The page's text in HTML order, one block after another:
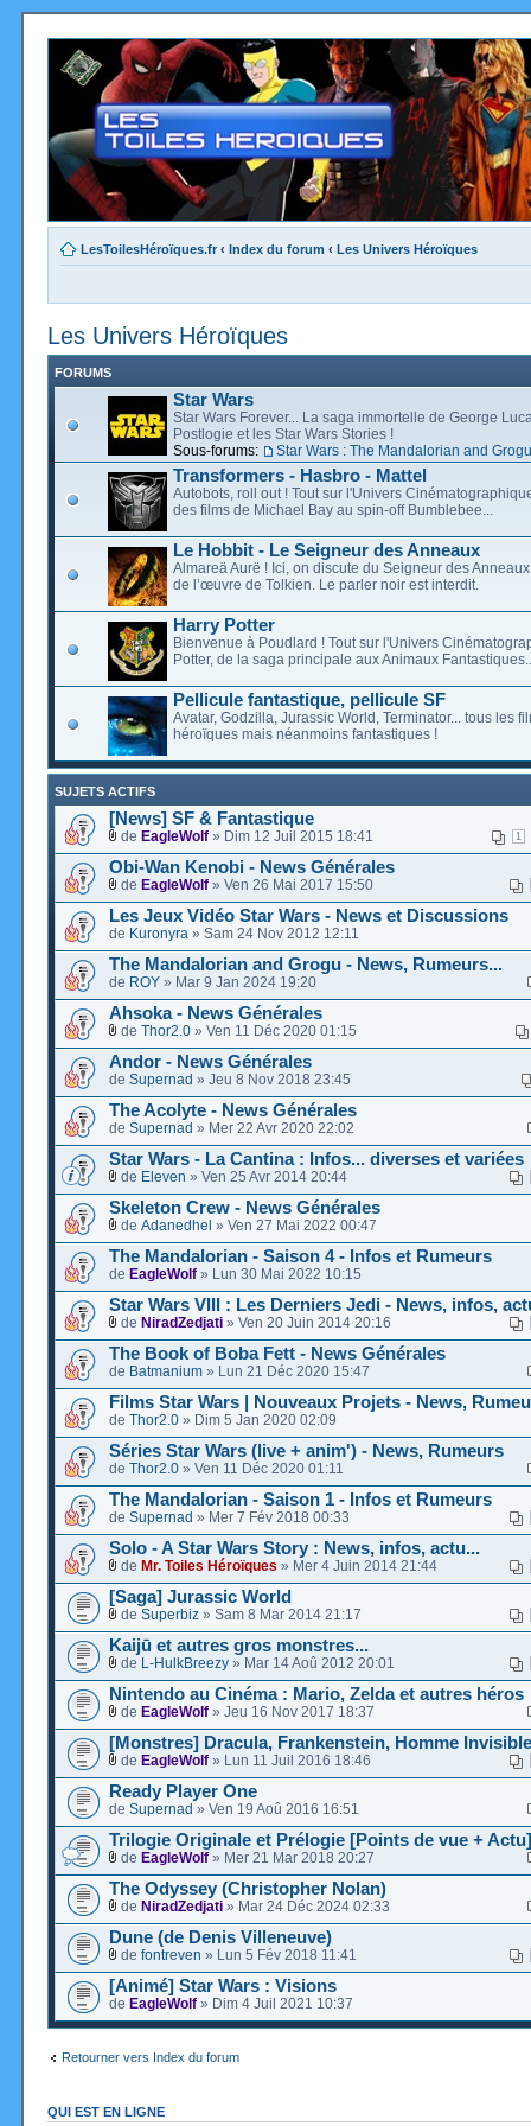
LesToilesHéroïques.fr ‹ Index du forum ‹ Les Univers Héroïques
Les Univers Héroïques
FORUMS
Star Wars
Star Wars Forever... La saga immortelle de George
Postlogie et les Star Wars Stories !
Sous-forums:
Star Wars : The Mandalorian and Grogu
Transformers - Hasbro - Mattel
Autobots, roll out ! Tout sur l'Univers
des films de Michael Bay au spin-off Bumblebee...
Le Hobbit - Le Seigneur des Anneaux
Almareä Aurë ! Ici, on discute du Seigneur des
de l’œuvre de Tolkien. Le parler noir est interdit.
Harry Potter
Bienvenue à Poudlard ! Tout sur l'Univers
Potter, de la saga principale aux Animaux
Pellicule fantastique, pellicule SF
Avatar, Godzilla, Jurassic World, Terminator... tous les
héroïques mais néanmoins fantastiques !
SUJETS ACTIFS
[News] SF & Fantastique
1
de EagleWolf » Dim 12 Juil 2015 18:41
Obi-Wan Kenobi - News Générales
de EagleWolf » Ven 26 Mai 2017 15:50
Les Jeux Vidéo Star Wars - News et Discussions
de Kuronyra » Sam 24 Nov 2012 12:11
The Mandalorian and Grogu - News, Rumeurs...
de ROY » Mar 9 Jan 2024 19:20
Ahsoka - News Générales
de Thor2.0 » Ven 11 Déc 2020 01:15
Andor - News Générales
de Supernad » Jeu 8 Nov 2018 23:45
The Acolyte - News Générales
de Supernad » Mer 22 Avr 2020 22:02
Star Wars - La Cantina : Infos... diverses et variées
de Eleven » Ven 25 Avr 2014 20:44
Skeleton Crew - News Générales
de Adanedhel » Ven 27 Mai 2022 00:47
The Mandalorian - Saison 4 - Infos et Rumeurs
de EagleWolf » Lun 30 Mai 2022 10:15
Star Wars VIII : Les Derniers Jedi - News, infos,
de NiradZedjati » Ven 20 Juin 2014 20:16
The Book of Boba Fett - News Générales
de Batmanium » Lun 21 Déc 2020 15:47
Films Star Wars | Nouveaux Projets - News,
de Thor2.0 » Dim 5 Jan 2020 02:09
Séries Star Wars (live + anim') - News, Rumeurs
de Thor2.0 » Ven 11 Déc 2020 01:11
The Mandalorian - Saison 1 - Infos et Rumeurs
de Supernad » Mer 7 Fév 2018 00:33
Solo - A Star Wars Story : News, infos, actu...
de Mr. Toiles Héroïques » Mer 4 Juin 2014 21:44
[Saga] Jurassic World
de Superbiz » Sam 8 Mar 2014 21:17
Kaijū et autres gros monstres...
de L-HulkBreezy » Mar 14 Aoû 2012 20:01
Nintendo au Cinéma : Mario, Zelda et autres héros
de EagleWolf » Jeu 16 Nov 2017 18:37
[Monstres] Dracula, Frankenstein, Homme
de EagleWolf » Lun 11 Juil 2016 18:46
Ready Player One
de Supernad » Ven 19 Aoû 2016 16:51
Trilogie Originale et Prélogie [Points de vue + Actu]
de EagleWolf » Mer 21 Mar 2018 20:27
The Odyssey (Christopher Nolan)
de NiradZedjati » Mar 24 Déc 2024 02:33
Dune (de Denis Villeneuve)
de fontreven » Lun 5 Fév 2018 11:41
[Animé] Star Wars : Visions
de EagleWolf » Dim 4 Juil 2021 10:37
Retourner vers Index du forum
QUI EST EN LIGNE